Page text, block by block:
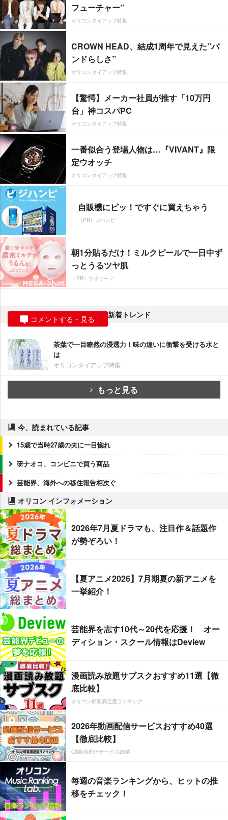
フューチャー”
オリコンタイアップ特集
CROWN HEAD、結成1周年で見えた”バ
ンドらしさ”
オリコンタイアップ特集
【驚愕】メーカー社員が推す「10万円
台」神コスパPC
オリコンタイアップ特集
一番似合う登場人物は…『VIVANT』限
定ウオッチ
オリコンタイアップ特集
自販機にピッ！ですぐに買えちゃう
（PR）ジハンピ
朝1分貼るだけ！ミルクピールで一日中ず
っとうるツヤ肌
（PR）サボリーノ
コメントする・見る 新着トレンド
茶葉で一目瞭然の浸透力！味の違いに衝撃を受ける水と
は
オリコンタイアップ特集
もっと見る
今、読まれている記事
15歳で当時27歳の夫に一目惚れ
研ナオコ、コンビニで買う商品
芸能界、海外への移住報告相次ぐ
オリコン インフォメーション
2026年7月夏ドラマも、注目作＆話題作
が勢ぞろい！
【夏アニメ2026】7月期夏の新アニメを
一挙紹介！
芸能界を志す10代～20代を応援！ オー
ディション・スクール情報はDeview
漫画読み放題サブスクおすすめ11選【徹
底比較】
オリコン顧客満足度ランキング
2026年動画配信サービスおすすめ40選
【徹底比較】
CS動画配信サービス20選
毎週の音楽ランキングから、ヒットの推
移をチェック！